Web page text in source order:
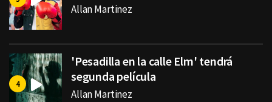
Allan Martinez
'Pesadilla en la calle Elm' tendrá
segunda película
Allan Martinez